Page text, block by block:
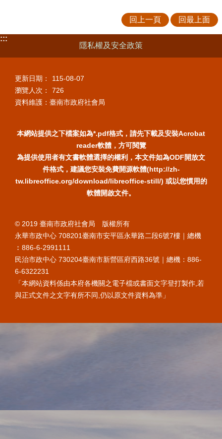
回上一頁 回最上面
:::
隱私權及安全政策
更新日期：
115-08-07
瀏覽人次：
726
資料維護：臺南市政府社會局
本網站提供之下檔案如為*.pdf格式，請先下載及安裝Acrobat
reader軟體，方可閱覽
為提供使用者有文書軟體選擇的權利，本文件如為ODF開放文
件格式，建議您安裝免費開源軟體(http://zh-
tw.libreoffice.org/download/libreoffice-still/) 或以您慣用的
軟體開啟文件。
© 2019 臺南市政府社會局 版權所有
永華市政中心 708201臺南市安平區永華路二段6號7樓｜總機
︰886-6-2991111
民治市政中心 730204臺南市新營區府西路36號｜總機：886-
6-6322231
「本網站資料係由本府各機關之電子檔或書面文字登打製作,若
與正式文件之文字有所不同,仍以原文件資料為準」